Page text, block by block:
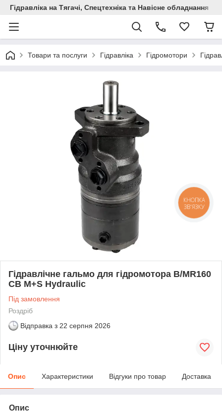
Гідравліка на Тягачі, Спецтехніка та Навісне обладнання
Товари та послуги Гідравліка Гідромотори
Гідравлічне гальмо для гідромотора B/MR160
CB M+S Hydraulic
Під замовлення
Роздріб
Відправка з 22 серпня 2026
Ціну уточнюйте
Опис Характеристики Відгуки про товар Доставка
Опис
КНОПКА
ЗВ'ЯЗКУ